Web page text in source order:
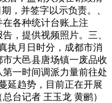
，并签字以示负责。、
各种统计台账上注
，提供视频照片。三、
执月日时分，成都市消
大邑县唐场镇一废品收
一时间调派力量前往处
延趋势，目前正在开展
台记者 王玉龙 黄鹂）